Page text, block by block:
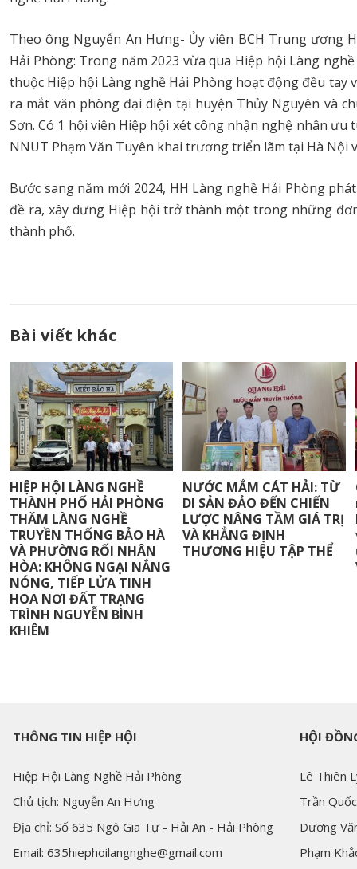
Theo ông Nguyễn An Hưng- Ủy viên BCH Trung ương
Hải Phòng: Trong năm 2023 vừa qua Hiệp hội Làng
thuộc Hiệp hội Làng nghề Hải Phòng hoạt động đều tay
ra mắt văn phòng đại diện tại huyện Thủy Nguyên và
Sơn. Có 1 hội viên Hiệp hội xét công nhận nghệ nhân
NNUT Phạm Văn Tuyên khai trương triển lãm tại Hà
Bước sang năm mới 2024, HH Làng nghề Hải Phòng
đề ra, xây dưng Hiệp hội trở thành một trong những
thành phố.
Bài viết khác
HIỆP HỘI LÀNG NGHỀ
THÀNH PHỐ HẢI PHÒNG
THĂM LÀNG NGHỀ
TRUYỀN THỐNG BẢO HÀ
VÀ PHƯỜNG RỐI NHÂN
HÒA: KHÔNG NGẠI NẮNG
NÓNG, TIẾP LỬA TINH
HOA NƠI ĐẤT TRẠNG
TRÌNH NGUYỄN BÌNH
KHIÊM
NƯỚC MẮM CÁT HẢI: TỪ
DI SẢN ĐẢO ĐẾN CHIẾN
LƯỢC NÂNG TẦM GIÁ TRỊ
VÀ KHẲNG ĐỊNH
THƯƠNG HIỆU TẬP THỂ
THÔNG TIN HIỆP HỘI
Hiệp Hội Làng Nghề Hải Phòng
Chủ tịch: Nguyễn An Hưng
Địa chỉ: Số 635 Ngô Gia Tự - Hải An - Hải Phòng
Email: 635hiephoilangnghe@gmail.com
HỘI
Lê Thiên
Trần
Dương
Phạm